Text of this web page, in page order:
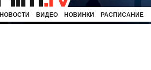
НОВОСТИ ВИДЕО НОВИНКИ РАСПИСАНИЕ